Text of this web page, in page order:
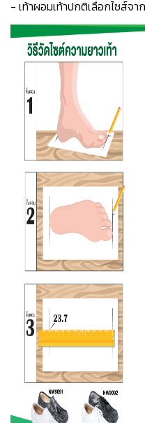
- เท้าผอมเท้าปกติเลือกไซส์จา